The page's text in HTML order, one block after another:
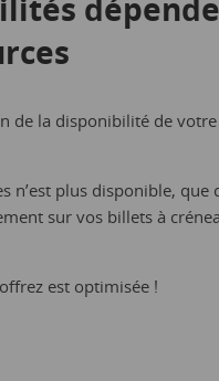
de la disponibilité de votre
n’est plus disponible, que
sur vos billets à
est optimisée !